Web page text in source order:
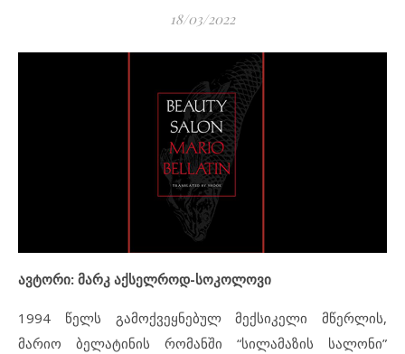
18/03/2022
ავტორი: მარკ აქსელროდ-სოკოლოვი
1994 წელს გამოქვეყნებულ მექსიკელი მწერლის,
მარიო ბელატინის რომანში “სილამაზის სალონი”